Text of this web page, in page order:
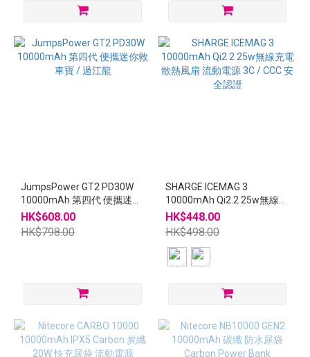
JumpsPower GT2 PD30W
10000mAh 第四代 便攜迷你
救車寶 / 過江龍
HK$608.00
HK$798.00
SHARGE ICEMAG 3
10000mAh Qi2.2 25w無線充
電 散熱風扇 流動電源 3C /
CCC 安全認證
HK$448.00
HK$498.00